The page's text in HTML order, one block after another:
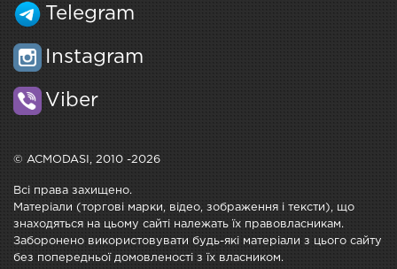
Telegram
Instagram
Viber
© ACMODASI, 2010 -2026
Всі права захищено.
Матеріали (торгові марки, відео, зображення і тексти), що
знаходяться на цьому сайті належать їх правовласникам.
Заборонено використовувати будь-які матеріали з цього сайту
без попередньої домовленості з їх власником.